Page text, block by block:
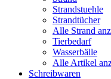
Strandstuehle
Strandtücher
Alle Strand
Tierbedarf
Wasserbälle
Alle Artikel
Schreibwaren